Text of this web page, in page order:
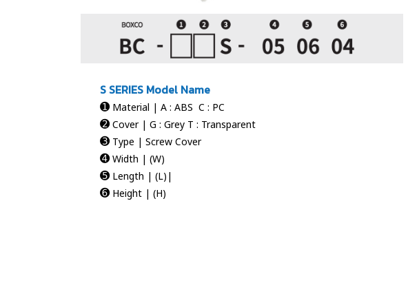
S SERIES Model Name
➊Material | A : ABS C : PC
➋Cover | G : Grey T : Transparent
➌Type | Screw Cover
➍Width | (W)
➎Length | (L)|
➏Height | (H)